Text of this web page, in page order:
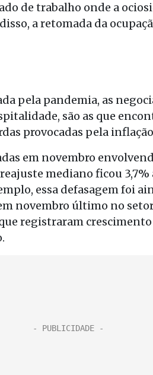
de trabalho onde a
a retomada da
pela pandemia, as
são as que
provocadas pela
em novembro
mediano ficou 3,7%
essa defasagem foi
novembro último no
registraram